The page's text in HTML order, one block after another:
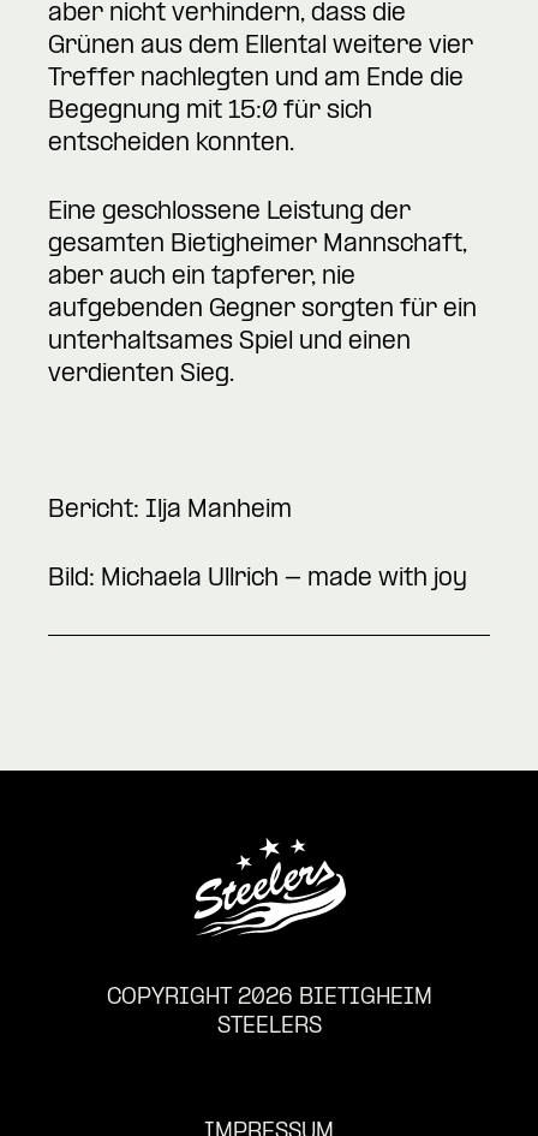
aber nicht verhindern, dass die
Grünen aus dem Ellental weitere vier
Treffer nachlegten und am Ende die
Begegnung mit 15:0 für sich
entscheiden konnten.
Eine geschlossene Leistung der
gesamten Bietigheimer Mannschaft,
aber auch ein tapferer, nie
aufgebenden Gegner sorgten für ein
unterhaltsames Spiel und einen
verdienten Sieg.
Bericht: Ilja Manheim
Bild: Michaela Ullrich - made with joy
COPYRIGHT 2026 BIETIGHEIM
STEELERS